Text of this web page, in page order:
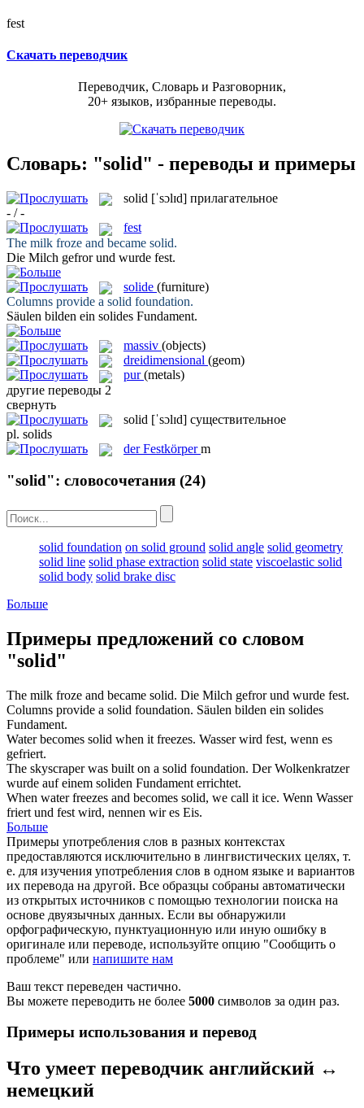
fest
Скачать переводчик
Переводчик, Словарь и Разговорник,
20+ языков, избранные переводы.
Словарь: "solid" - переводы и примеры
solid [ˈsɔlɪd] прилагательное
- / -
fest
The milk froze and became solid.
Die Milch gefror und wurde fest.
solide (furniture)
Columns provide a solid foundation.
Säulen bilden ein solides Fundament.
massiv (objects)
dreidimensional (geom)
pur (metals)
другие переводы 2
свернуть
solid [ˈsɔlɪd] существительное
pl. solids
derFestkörper m
"solid": словосочетания (24)
solid foundation on solid ground solid angle solid geometry
solid line solid phase extraction solid state viscoelastic solid
solid body solid brake disc
Больше
Примеры предложений со словом
"solid"
The milk froze and became solid. Die Milch gefror und wurde fest.
Columns provide a solid foundation. Säulen bilden ein solides
Fundament.
Water becomes solid when it freezes. Wasser wird fest, wenn es
gefriert.
The skyscraper was built on a solid foundation. Der Wolkenkratzer
wurde auf einem soliden Fundament errichtet.
When water freezes and becomes solid, we call it ice. Wenn Wasser
friert und fest wird, nennen wir es Eis.
Больше
Примеры употребления слов в разных контекстах
предоставляются исключительно в лингвистических целях, т.
е. для изучения употребления слов в одном языке и вариантов
их перевода на другой. Все образцы собраны автоматически
из открытых источников с помощью технологии поиска на
основе двуязычных данных. Если вы обнаружили
орфографическую, пунктуационную или иную ошибку в
оригинале или переводе, используйте опцию "Сообщить о
проблеме" или напишите нам
Ваш текст переведен частично.
Вы можете переводить не более 5000 символов за один раз.
Примеры использования и перевод
Что умеет переводчик английский ↔
немецкий